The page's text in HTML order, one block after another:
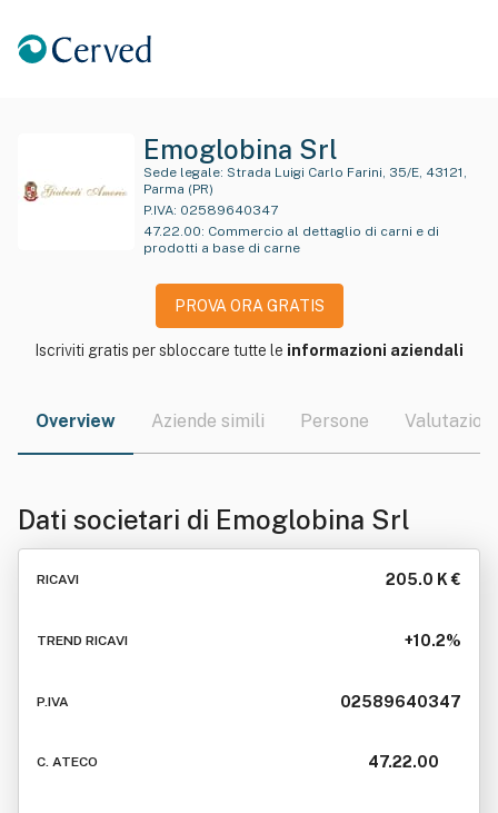
Emoglobina Srl
Sede legale:
Parma (PR)
P.IVA: 02589640347
47.22.00: Commercio al dettaglio di carni e di
prodotti a base di carne
PROVA ORA GRATIS
Iscriviti gratis per sbloccare tutte le informazioni aziendali
Overview Aziende simili Persone Valutazioni
Dati societari di Emoglobina Srl
RICAVI 205.0 K €
TREND RICAVI +10.2%
P.IVA 02589640347
C. ATECO 47.22.00